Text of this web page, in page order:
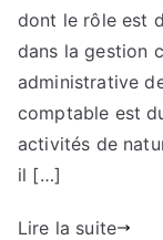
dont le rôle est
dans la gestion
administrative
comptable est
activités de
il […]
Lire la suite